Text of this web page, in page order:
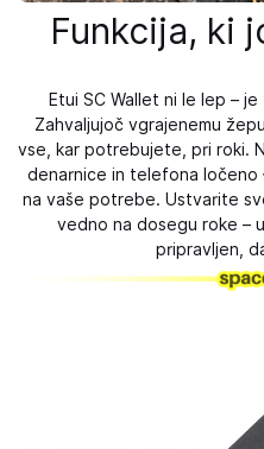
Funkcija, ki
Etui SC Wallet ni le lep –
Zahvaljujoč vgrajenemu
vse, kar potrebujete, pri roki.
denarnice in telefona ločeno
na vaše potrebe. Ustvarite
vedno na dosegu roke –
pripravljen,